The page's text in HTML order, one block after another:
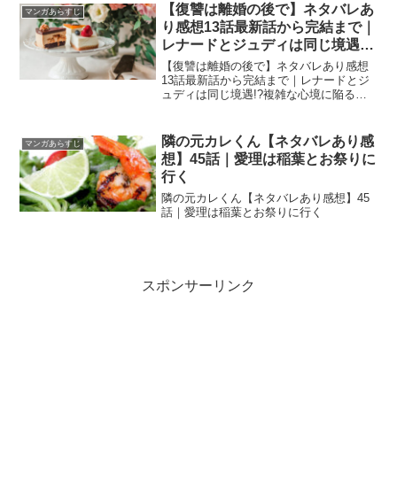
マンガあらすじ
【復讐は離婚の後で】ネタバレあ
り感想13話最新話から完結まで｜
レナードとジュディは同じ境遇!?
複雑な心境に陥るジュディの心情
【復讐は離婚の後で】ネタバレあり感想
13話最新話から完結まで｜レナードとジ
ュディは同じ境遇!?複雑な心境に陥るジ
マンガあらすじ
隣の元カレくん【ネタバレあり感
想】45話｜愛理は稲葉とお祭りに
行く
隣の元カレくん【ネタバレあり感想】45
話｜愛理は稲葉とお祭りに行く
スポンサーリンク